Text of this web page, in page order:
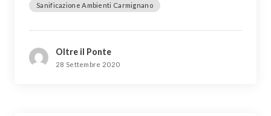
Sanificazione Ambienti Carmignano
Oltre il Ponte
28 Settembre 2020